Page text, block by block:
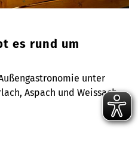
es rund um
unter
Aspach und Weissach